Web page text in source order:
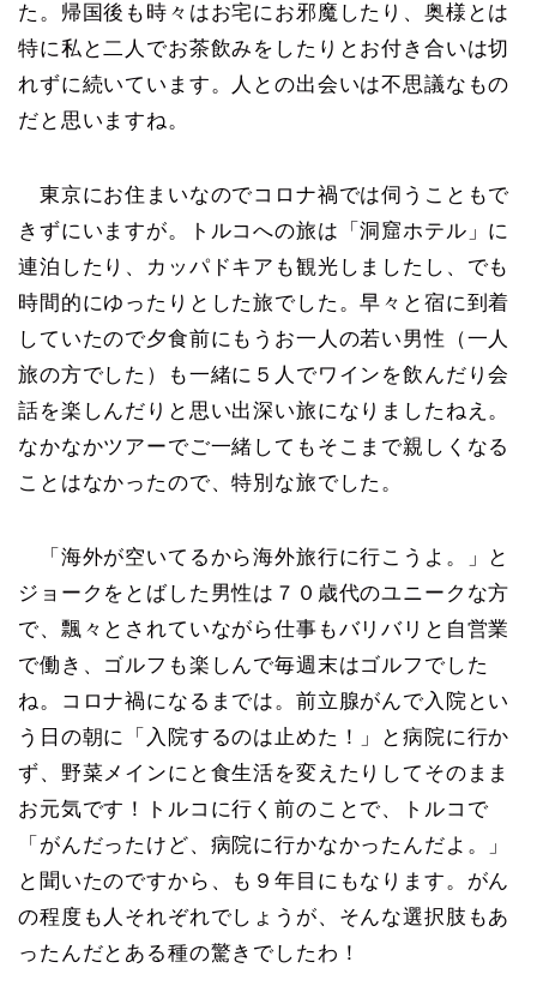
た。帰国後も時々はお宅にお邪魔したり、奥様とは
特に私と二人でお茶飲みをしたりとお付き合いは切
れずに続いています。人との出会いは不思議なもの
だと思いますね。
東京にお住まいなのでコロナ禍では伺うこともで
きずにいますが。トルコへの旅は「洞窟ホテル」に
連泊したり、カッパドキアも観光しましたし、でも
時間的にゆったりとした旅でした。早々と宿に到着
していたので夕食前にもうお一人の若い男性（一人
旅の方でした）も一緒に５人でワインを飲んだり会
話を楽しんだりと思い出深い旅になりましたねえ。
なかなかツアーでご一緒してもそこまで親しくなる
ことはなかったので、特別な旅でした。
「海外が空いてるから海外旅行に行こうよ。」と
ジョークをとばした男性は７０歳代のユニークな方
で、飄々とされていながら仕事もバリバリと自営業
で働き、ゴルフも楽しんで毎週末はゴルフでした
ね。コロナ禍になるまでは。前立腺がんで入院とい
う日の朝に「入院するのは止めた！」と病院に行か
ず、野菜メインにと食生活を変えたりしてそのまま
お元気です！トルコに行く前のことで、トルコで
「がんだったけど、病院に行かなかったんだよ。」
と聞いたのですから、も９年目にもなります。がん
の程度も人それぞれでしょうが、そんな選択肢もあ
ったんだとある種の驚きでしたわ！